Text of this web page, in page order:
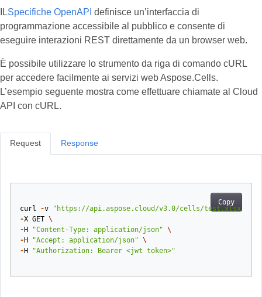
ILSpecifiche OpenAPI definisce un’interfaccia di
programmazione accessibile al pubblico e consente di
eseguire interazioni REST direttamente da un browser web.
È possibile utilizzare lo strumento da riga di comando cURL
per accedere facilmente ai servizi web Aspose.Cells.
L’esempio seguente mostra come effettuare chiamate al Cloud
API con cURL.
Request
Copy
curl -v
"https://api.aspose.cloud/v3.0/cells/test.xlsx/
-X GET \
- H "Content-Type: application/json" \
- H "Accept: application/json" \
- H "Authorization: Bearer <jwt token>"
Response